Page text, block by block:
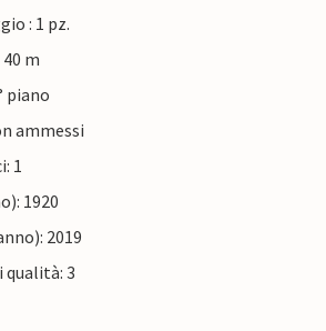
: 1 pz.
m
piano
ammessi
1
1920
2019
3